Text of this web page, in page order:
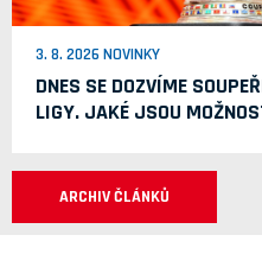
3. 8. 2026 NOVINKY
DNES SE DOZVÍME
LIGY. JAKÉ JSOU
ARCHIV ČLÁNKŮ